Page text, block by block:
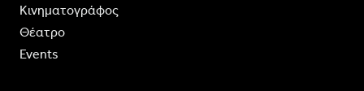
Κινηματογράφος
Θέατρο
Events